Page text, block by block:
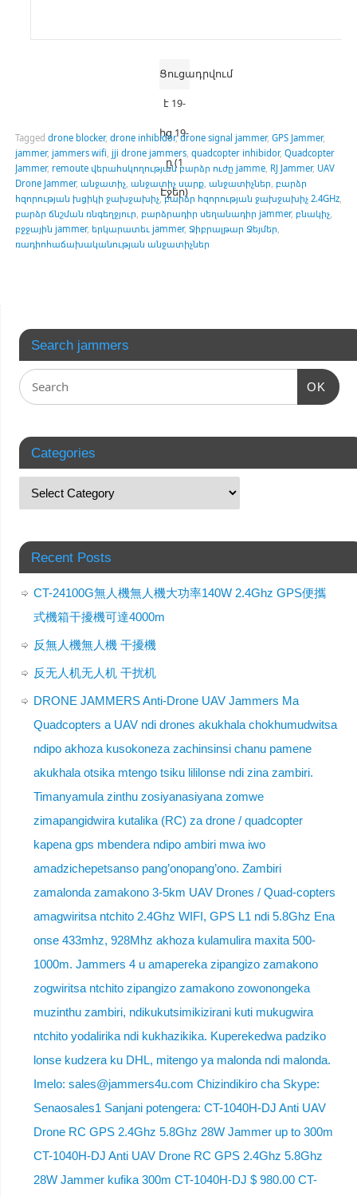
Ցուցադրվում
է 19-
ից 19-
ը (1
Էջեր)
Tagged drone blocker, drone inhibidor,drone signal jammer, GPS Jammer,
jammer, jammers wifi, jji drone jammers, quadcopter inhibidor, Quadcopter
Jammer, remoute վերահսկողության բարձր ուժը jamme, RJ Jammer, UAV
Drone Jammer, անջատիչ, անջատիչ սարք, անջատիչներ, բարձր
հզորության խցիկի ջախջախիչ,բարձր հզորության ջախջախիչ 2.4GHz,
բարձր ճնշման ռնգեղջյուր, բարձրադիր սեղանադիր jammer, բնակիչ,
բջջային jammer, երկարատեւ jammer, Ջիբրալթար Ջեյմեր,
ռադիոհաճախականության անջատիչներ
Search jammers
OK
Categories
Recent Posts
CT-24100G無人機無人機大功率140W 2.4Ghz GPS便攜
式機箱干擾機可達4000m
反無人機無人機 干擾機
反无人机无人机 干扰机
DRONE JAMMERS Anti-Drone UAV Jammers Ma
Quadcopters a UAV ndi drones akukhala chokhumudwitsa
ndipo akhoza kusokoneza zachinsinsi chanu pamene
akukhala otsika mtengo tsiku lililonse ndi zina zambiri.
Timanyamula zinthu zosiyanasiyana zomwe
zimapangidwira kutalika (RC) za drone / quadcopter
kapena gps mbendera ndipo ambiri mwa iwo
amadzichepetsanso pang’onopang’ono. Zambiri
zamalonda zamakono 3-5km UAV Drones / Quad-copters
amagwiritsa ntchito 2.4Ghz WIFI, GPS L1 ndi 5.8Ghz Ena
onse 433mhz, 928Mhz akhoza kulamulira maxita 500-
1000m. Jammers 4 u amapereka zipangizo zamakono
zogwiritsa ntchito zipangizo zamakono zowonongeka
muzinthu zambiri, ndikukutsimikizirani kuti mukugwira
ntchito yodalirika ndi kukhazikika. Kuperekedwa padziko
lonse kudzera ku DHL, mitengo ya malonda ndi malonda.
Imelo: sales@jammers4u.com Chizindikiro cha Skype:
Senaosales1 Sanjani potengera: CT-1040H-DJ Anti UAV
Drone RC GPS 2.4Ghz 5.8Ghz 28W Jammer up to 300m
CT-1040H-DJ Anti UAV Drone RC GPS 2.4Ghz 5.8Ghz
28W Jammer kufika 300m CT-1040H-DJ $ 980.00 CT-